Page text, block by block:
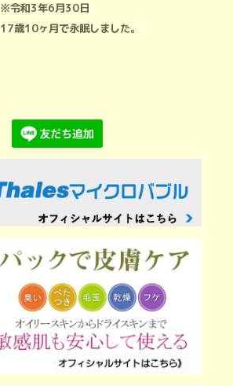
※令和3年6月30日
17歳10ヶ月で永眠しました。